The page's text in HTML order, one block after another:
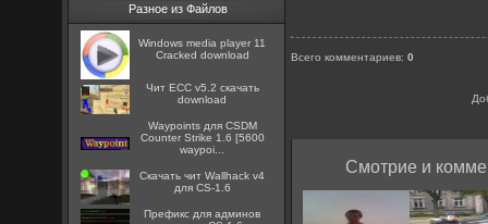
Разное из Файлов
Windows media player 11
Cracked download
Чит ECC v5.2 скачать
download
Waypoints для CSDM
Counter Strike 1.6 [5600
waypoi...
Скачать чит Wallhack v4
для CS-1.6
Префикс для админов
Всего комментариев:0
Смотрие и